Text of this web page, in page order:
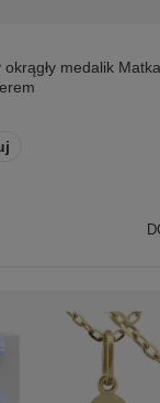
okrągły medalik Matka